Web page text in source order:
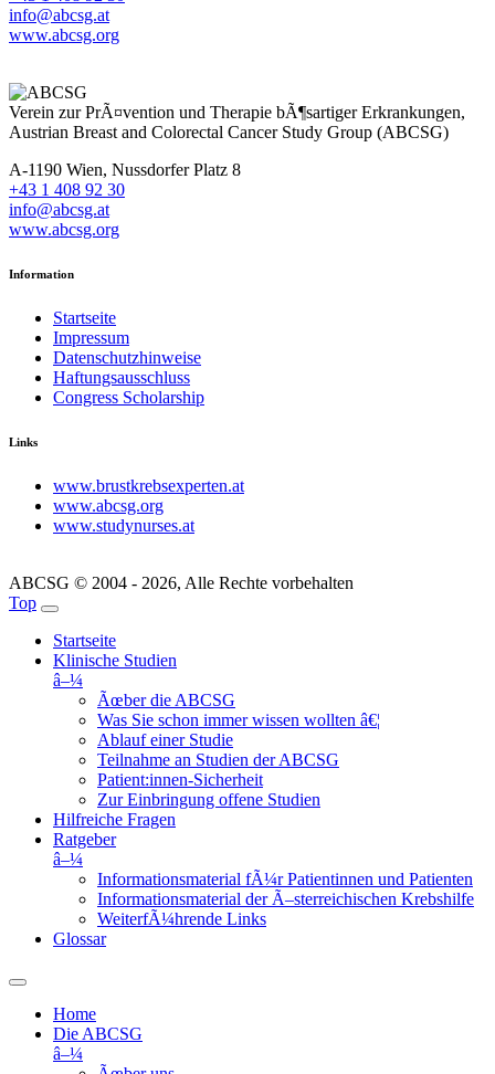
info@abcsg.at
www.abcsg.org
Verein zur PrÃ¤vention und Therapie bÃ¶sartiger Erkrankungen,
Austrian Breast and Colorectal Cancer Study Group (ABCSG)
A-1190 Wien, Nussdorfer Platz 8
+43 1 408 92 30
info@abcsg.at
www.abcsg.org
Information
Startseite
Impressum
Datenschutzhinweise
Haftungsausschluss
Congress Scholarship
Links
www.brustkrebsexperten.at
www.abcsg.org
www.studynurses.at
ABCSG © 2004 - 2026, Alle Rechte vorbehalten
Top
Startseite
Klinische Studien
â–¼
Ãœber die ABCSG
Was Sie schon immer wissen wollten â€¦
Ablauf einer Studie
Teilnahme an Studien der ABCSG
Patient:innen-Sicherheit
Zur Einbringung offene Studien
Hilfreiche Fragen
Ratgeber
â–¼
Informationsmaterial fÃ¼r Patientinnen und Patienten
Informationsmaterial der Ã–sterreichischen Krebshilfe
WeiterfÃ¼hrende Links
Glossar
Home
Die ABCSG
â–¼